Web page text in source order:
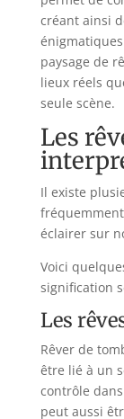
créant ainsi
paysage de
lieux réels
seule scène.
Les
Il existe
éclairer sur
Voici
signification
Les
Rêver de
être lié à un
contrôle
peut aussi